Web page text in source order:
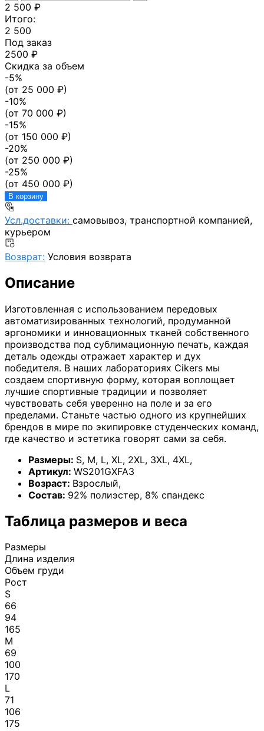
2 500 ₽
Итого:
2 500
Под заказ
2500 ₽
Скидка за объем
-5%
(от 25 000 ₽)
-10%
(от 70 000 ₽)
-15%
(от 150 000 ₽)
-20%
(от 250 000 ₽)
-25%
(от 450 000 ₽)
В корзину
Усл.доставки: самовывоз, транспортной компанией,
курьером
Возврат: Условия возврата
Описание
Изготовленная с использованием передовых
автоматизированных технологий, продуманной
эргономики и инновационных тканей собственного
производства под сублимационную печать, каждая
деталь одежды отражает характер и дух
победителя. В наших лабораториях Cikers мы
создаем спортивную форму, которая воплощает
лучшие спортивные традиции и позволяет
чувствовать себя уверенно на поле и за его
пределами. Станьте частью одного из крупнейших
брендов в мире по экипировке студенческих команд,
где качество и эстетика говорят сами за себя.
Размеры: S, M, L, XL, 2XL, 3XL, 4XL,
Артикул: WS201GXFA3
Возраст: Взрослый,
Состав: 92% полиэстер, 8% спандекс
Таблица размеров и веса
Размеры
Длина изделия
Объем груди
Рост
S
66
94
165
M
69
100
170
L
71
106
175